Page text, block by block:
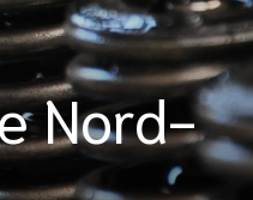
Nord-